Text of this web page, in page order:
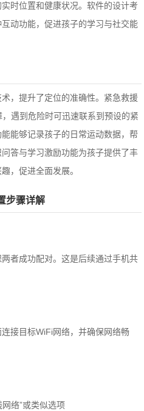
时位置和健康状况。软件的设计考
动功能，促进孩子的学习与社交能
，提升了定位的准确性。紧急救援
遇到危险时可迅速联系到预设的紧
能够记录孩子的日常运动数据，帮
问答与学习激励功能为孩子提供了丰
，促进全面发展。
步骤详解
者成功配对。这是后续通过手机共
接目标WiFi网络，并确保网络畅
网络”或类似选项